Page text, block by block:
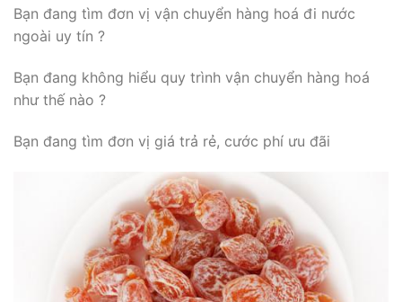
Bạn đang tìm đơn vị vận chuyển hàng hoá đi nước
ngoài uy tín ?
Bạn đang không hiểu quy trình vận chuyển hàng hoá
như thế nào ?
Bạn đang tìm đơn vị giá trả rẻ, cước phí ưu đãi